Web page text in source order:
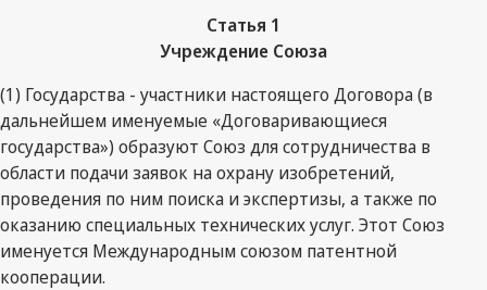
Статья 1
Учреждение Союза
(1) Государства - участники настоящего Договора (в
дальнейшем именуемые «Договаривающиеся
государства») образуют Союз для сотрудничества в
области подачи заявок на охрану изобретений,
проведения по ним поиска и экспертизы, а также по
оказанию специальных технических услуг. Этот Союз
именуется Международным союзом патентной
кооперации.